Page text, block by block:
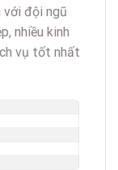
với đội ngũ
nhiều kinh
vụ tốt nhất